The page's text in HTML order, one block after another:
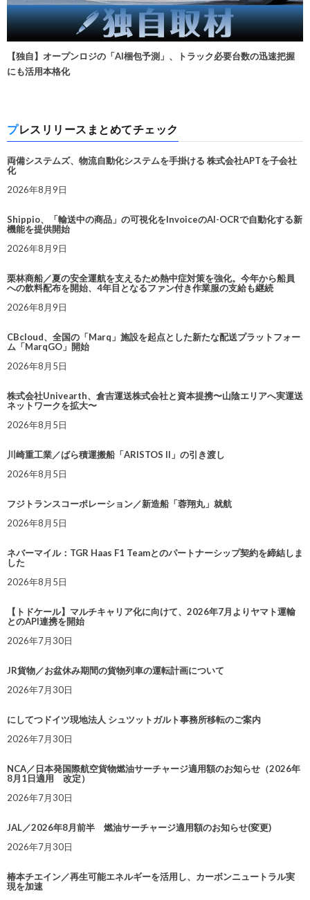
【独自】オープンロジの「AI梱包予測」、トラック必要台数の迅速把握
にも活用本格化
プレスリリースまとめてチェック
両備システムズ、物流自動化システムを手掛ける 株式会社APTを子会社
化
2026年8月9日
Shippio、「輸送中の商品」の可視化をInvoiceのAI-OCRで自動化する新
機能を提供開始
2026年8月9日
栗林商船／夏の安全運航を支えるため熱中症対策を強化。今年から船員
への飲料配布を開始、4年目となるファン付き作業服の支給も継続
2026年8月9日
CBcloud、全国の「Marq」施設を起点とした新たな配送プラットフォー
ム「MarqGO」開始
2026年8月5日
株式会社Univearth、倉吉運送株式会社と資本提携〜山陰エリアへ実運送
ネットワークを拡大〜
2026年8月5日
川崎重工業／ばら積運搬船「ARISTOS II」の引き渡し
2026年8月5日
フジトランスコーポレーション／新造船「蓉翔丸」就航
2026年8月5日
ネバーマイル：TGR Haas F1 Teamとのパートナーシップ契約を締結しま
した
2026年8月5日
【トドケール】マルチキャリア化に向けて、2026年7月よりヤマト運輸
とのAPI連携を開始
2026年7月30日
JR貨物／お盆休み期間の貨物列車の運転計画について
2026年7月30日
にしてつドイツ現地法人 シュツットガルト事務所移転のご案内
2026年7月30日
NCA／日本発国際航空貨物燃油サーチャージ適用額のお知らせ（2026年
8月1日適用 改定）
2026年7月30日
JAL／2026年8月前半 燃油サーチャージ適用額のお知らせ(変更)
2026年7月30日
椿本チエイン／再生可能エネルギーを活用し、カーボンニュートラル実
現を加速